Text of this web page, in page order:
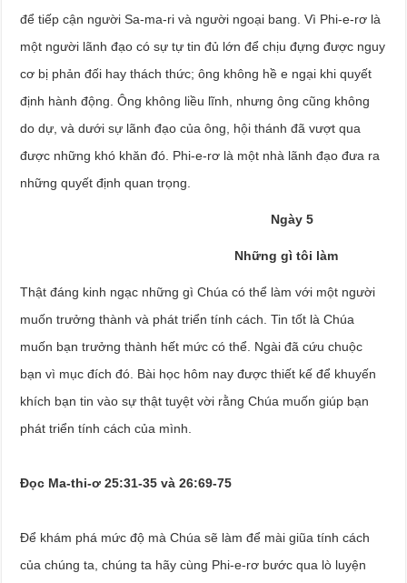
để tiếp cận người Sa-ma-ri và người ngoại bang. Vì Phi-e-rơ là
một người lãnh đạo có sự tự tin đủ lớn để chịu đựng được nguy
cơ bị phản đối hay thách thức; ông không hề e ngại khi quyết
định hành động. Ông không liều lĩnh, nhưng ông cũng không
do dự, và dưới sự lãnh đạo của ông, hội thánh đã vượt qua
được những khó khăn đó. Phi-e-rơ là một nhà lãnh đạo đưa ra
những quyết định quan trọng.
Ngày 5
Những gì tôi làm
Thật đáng kinh ngạc những gì Chúa có thể làm với một người
muốn trưởng thành và phát triển tính cách. Tin tốt là Chúa
muốn bạn trưởng thành hết mức có thể. Ngài đã cứu chuộc
bạn vì mục đích đó. Bài học hôm nay được thiết kế để khuyến
khích bạn tin vào sự thật tuyệt vời rằng Chúa muốn giúp bạn
phát triển tính cách của mình.
Đọc Ma-thi-ơ 25:31-35 và 26:69-75
Để khám phá mức độ mà Chúa sẽ làm để mài giũa tính cách
của chúng ta, chúng ta hãy cùng Phi-e-rơ bước qua lò luyện